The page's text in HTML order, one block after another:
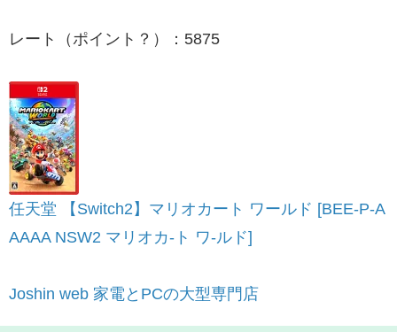
レート（ポイント？）：5875
任天堂 【Switch2】マリオカート ワールド [BEE-P-A
AAAA NSW2 マリオカ-ト ワ-ルド]
Joshin web 家電とPCの大型専門店